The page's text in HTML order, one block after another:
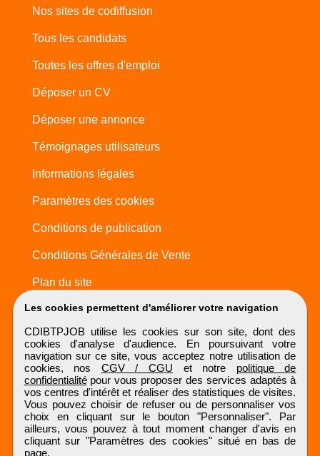
Les cookies permettent d'améliorer votre navigation
CDIBTPJOB utilise les cookies sur son site, dont des
cookies d'analyse d'audience. En poursuivant votre
navigation sur ce site, vous acceptez notre utilisation de
cookies, nos CGV / CGU et notre politique de
confidentialitépour vous proposer des services adaptés à
vos centres d'intérêt et réaliser des statistiques de visites.
Vous pouvez choisir de refuser ou de personnaliser vos
choix en cliquant sur le bouton "Personnaliser". Par
ailleurs, vous pouvez à tout moment changer d'avis en
cliquant sur "Paramètres des cookies" situé en bas de
page.
Nos sites de codiffusion
Tous les candidats
Toutes les offres d'emploi
Déposer un CV
Déposer une annonce
Témoignages utilisateurs
Informations légales
Paramètres des cookies
Conditions de publication
Conditions Générales de Vente
Plan du site